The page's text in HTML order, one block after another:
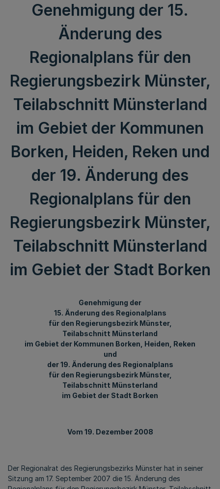
Genehmigung der 15.
Änderung des
Regionalplans für den
Regierungsbezirk Münster,
Teilabschnitt Münsterland
im Gebiet der Kommunen
Borken, Heiden, Reken und
der 19. Änderung des
Regionalplans für den
Regierungsbezirk Münster,
Teilabschnitt Münsterland
im Gebiet der Stadt Borken
Genehmigung der
15. Änderung des Regionalplans
für den Regierungsbezirk Münster,
Teilabschnitt Münsterland
im Gebiet der Kommunen Borken, Heiden, Reken
und
der 19. Änderung des Regionalplans
für den Regierungsbezirk Münster,
Teilabschnitt Münsterland
im Gebiet der Stadt Borken
Vom 19. Dezember 2008
Der Regionalrat des Regierungsbezirks Münster hat in seiner
Sitzung am 17. September 2007 die 15. Änderung des